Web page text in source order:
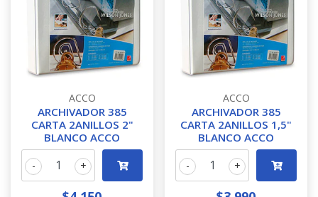
ACCO
ARCHIVADOR 385
CARTA 2ANILLOS 2"
BLANCO ACCO
+
-
ACCO
ARCHIVADOR 385
CARTA 2ANILLOS 1,5"
BLANCO ACCO
+
-